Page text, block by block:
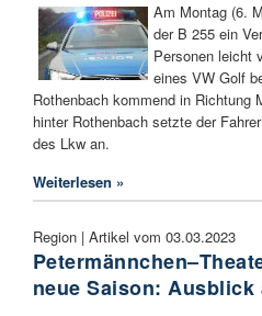
Am Montag (6.
der B 255 ein
Personen leicht
eines VW Golf
Rothenbach kommend in Richtung
hinter Rothenbach setzte der
des Lkw an.
Weiterlesen »
Region | Artikel vom 03.03.2023
neue Saison: